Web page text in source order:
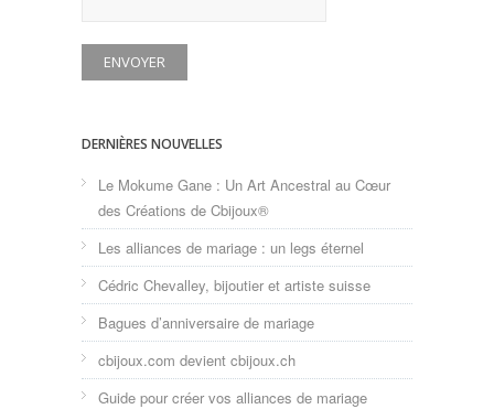
DERNIÈRES NOUVELLES
Le Mokume Gane : Un Art Ancestral au Cœur
des Créations de Cbijoux®
Les alliances de mariage : un legs éternel
Cédric Chevalley, bijoutier et artiste suisse
Bagues d’anniversaire de mariage
cbijoux.com devient cbijoux.ch
Guide pour créer vos alliances de mariage